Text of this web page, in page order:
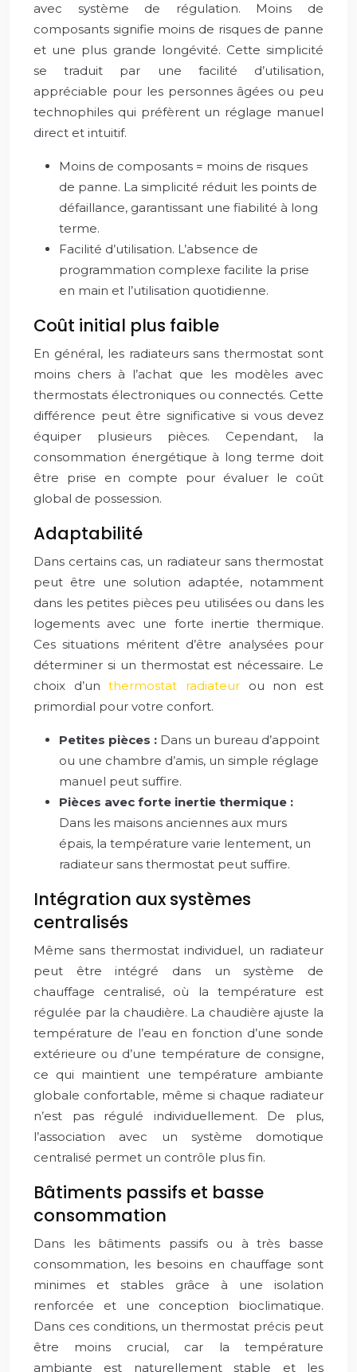
avec système de régulation. Moins de
composants signifie moins de risques de panne
et une plus grande longévité. Cette simplicité
se traduit par une facilité d’utilisation,
appréciable pour les personnes âgées ou peu
technophiles qui préfèrent un réglage manuel
direct et intuitif.
Moins de composants = moins de risques
de panne. La simplicité réduit les points de
défaillance, garantissant une fiabilité à long
terme.
Facilité d’utilisation. L’absence de
programmation complexe facilite la prise
en main et l’utilisation quotidienne.
Coût initial plus faible
En général, les radiateurs sans thermostat sont
moins chers à l’achat que les modèles avec
thermostats électroniques ou connectés. Cette
différence peut être significative si vous devez
équiper plusieurs pièces. Cependant, la
consommation énergétique à long terme doit
être prise en compte pour évaluer le coût
global de possession.
Adaptabilité
Dans certains cas, un radiateur sans thermostat
peut être une solution adaptée, notamment
dans les petites pièces peu utilisées ou dans les
logements avec une forte inertie thermique.
Ces situations méritent d’être analysées pour
déterminer si un thermostat est nécessaire. Le
choix d’unthermostat radiateur ou non est
primordial pour votre confort.
Petites pièces : Dans un bureau d’appoint
ou une chambre d’amis, un simple réglage
manuel peut suffire.
Pièces avec forte inertie thermique :
Dans les maisons anciennes aux murs
épais, la température varie lentement, un
radiateur sans thermostat peut suffire.
Intégration aux systèmes
centralisés
Même sans thermostat individuel, un radiateur
peut être intégré dans un système de
chauffage centralisé, où la température est
régulée par la chaudière. La chaudière ajuste la
température de l’eau en fonction d’une sonde
extérieure ou d’une température de consigne,
ce qui maintient une température ambiante
globale confortable, même si chaque radiateur
n’est pas régulé individuellement. De plus,
l’association avec un système domotique
centralisé permet un contrôle plus fin.
Bâtiments passifs et basse
consommation
Dans les bâtiments passifs ou à très basse
consommation, les besoins en chauffage sont
minimes et stables grâce à une isolation
renforcée et une conception bioclimatique.
Dans ces conditions, un thermostat précis peut
être moins crucial, car la température
ambiante est naturellement stable et les